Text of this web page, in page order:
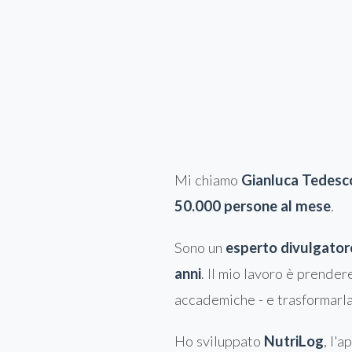
Mi chiamo Gianluca
50.000 persone al mese.
Sono un esperto
anni. Il mio lavoro è
accademiche - e
Ho sviluppato NutriLog,